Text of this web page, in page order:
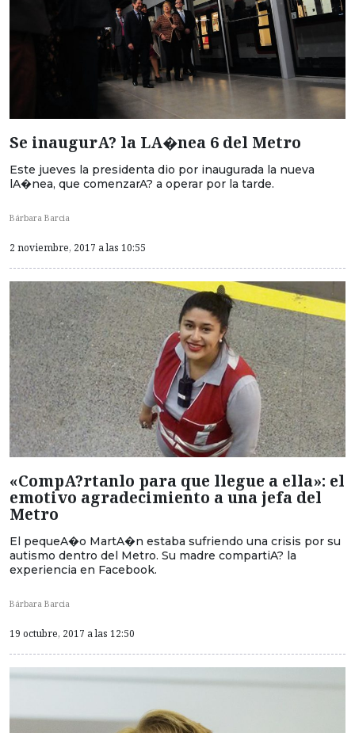
Se inaugurA? la LA�nea 6 del Metro
Este jueves la presidenta dio por inaugurada la nueva
lA�nea, que comenzarA? a operar por la tarde.
Bárbara Barcia
2 noviembre, 2017 a las 10:55
«CompA?rtanlo para que llegue a ella»: el
emotivo agradecimiento a una jefa del
Metro
El pequeA�o MartA�n estaba sufriendo una crisis por su
autismo dentro del Metro. Su madre compartiA? la
experiencia en Facebook.
Bárbara Barcia
19 octubre, 2017 a las 12:50